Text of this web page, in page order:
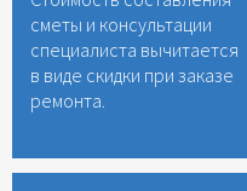
сметы и консультации
специалиста вычитается
в виде скидки при заказе
ремонта.